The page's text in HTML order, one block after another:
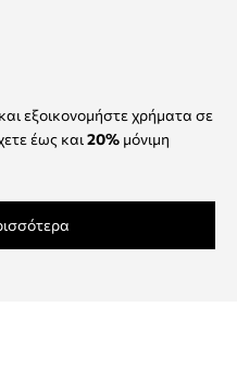
εξοικονομήστε χρήματα σε
έως και 20% μόνιμη